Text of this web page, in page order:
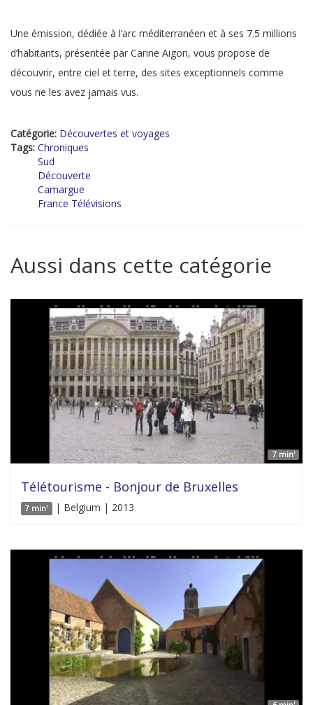
Une émission, dédiée à l’arc méditerranéen et à ses 7.5 millions
d’habitants, présentée par Carine Aigon, vous propose de
découvrir, entre ciel et terre, des sites exceptionnels comme
vous ne les avez jamais vus.
Catégorie: Découvertes et voyages
Tags: Chroniques
Sud
Découverte
Camargue
France Télévisions
Aussi dans cette catégorie
7 min'
Télétourisme - Bonjour de Bruxelles
7 min' | Belgium | 2013